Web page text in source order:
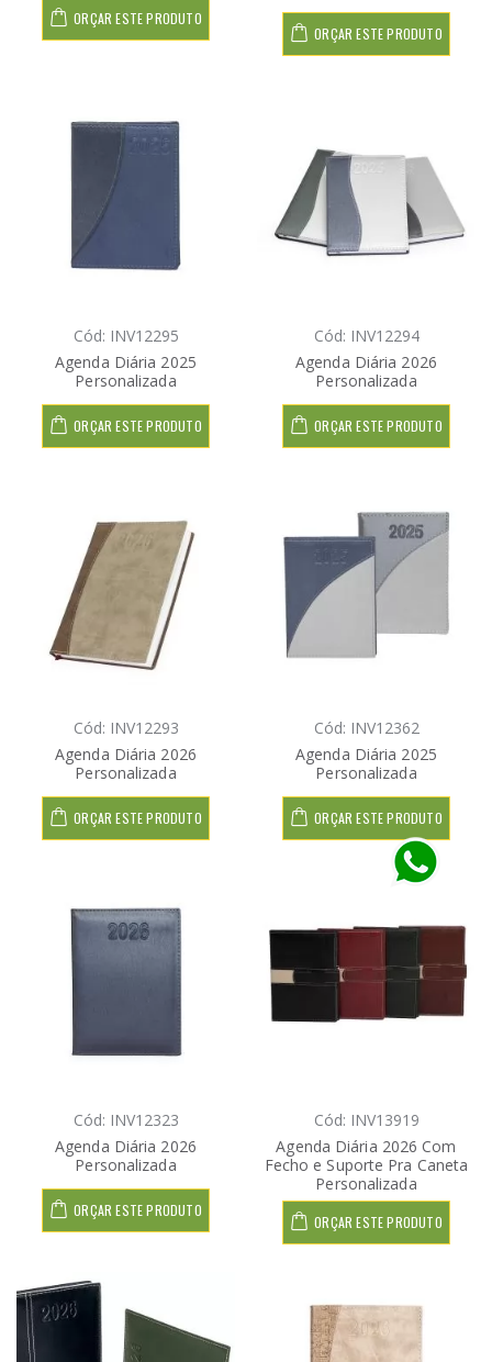
ORÇAR ESTE PRODUTO
ORÇAR ESTE PRODUTO
Cód: INV12295
Agenda Diária 2025
Personalizada
ORÇAR ESTE PRODUTO
Cód: INV12294
Agenda Diária 2026
Personalizada
ORÇAR ESTE PRODUTO
Cód: INV12293
Agenda Diária 2026
Personalizada
ORÇAR ESTE PRODUTO
Cód: INV12362
Agenda Diária 2025
Personalizada
ORÇAR ESTE PRODUTO
Cód: INV12323
Agenda Diária 2026
Personalizada
ORÇAR ESTE PRODUTO
Cód: INV13919
Agenda Diária 2026 Com
Fecho e Suporte Pra Caneta
Personalizada
ORÇAR ESTE PRODUTO